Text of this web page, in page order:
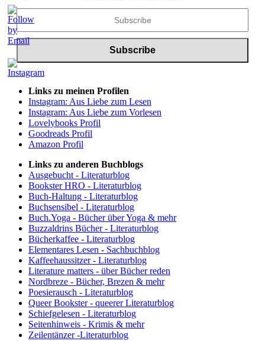
Links zu meinen Profilen
Instagram: Aus Liebe zum Lesen
Instagram: Aus Liebe zum Vorlesen
Lovelybooks Profil
Goodreads Profil
Amazon Profil
Links zu anderen Buchblogs
Ausgebucht - Literaturblog
Bookster HRO - Literaturblog
Buch-Haltung - Literaturblog
Buchsensibel - Literaturblog
Buch.Yoga - Bücher über Yoga & mehr
Buzzaldrins Bücher - Literaturblog
Bücherkaffee - Literaturblog
Elementares Lesen - Sachbuchblog
Kaffeehaussitzer - Literaturblog
Literature matters - über Bücher reden
Nordbreze - Bücher, Brezen & mehr
Poesierausch - Literaturblog
Queer Bookster - queerer Literaturblog
Schiefgelesen - Literaturblog
Seitenhinweis - Krimis & mehr
Zeilentänzer -Literaturblog